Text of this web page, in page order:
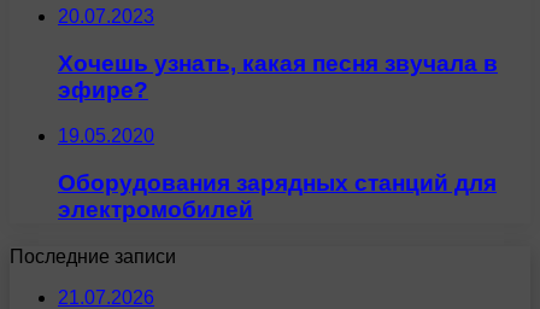
20.07.2023
Хочешь узнать, какая песня звучала в
эфире?
19.05.2020
Оборудования зарядных станций для
электромобилей
Последние записи
21.07.2026